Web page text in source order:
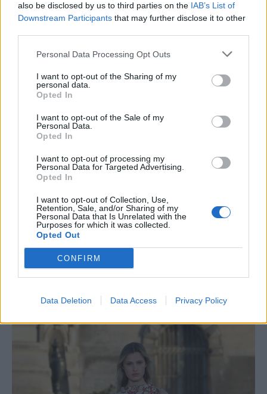
also be disclosed by us to third parties on the IAB’s List of
Downstream Participants that may further disclose it to other
Personal Data Processing Opt Outs
I want to opt-out of the Sharing of my
personal data.
Opted In
I want to opt-out of the Sale of my
Personal Data.
Opted In
I want to opt-out of processing my
Personal Data for Targeted Advertising.
Opted In
I want to opt-out of Collection, Use,
Retention, Sale, and/or Sharing of my
Personal Data that Is Unrelated with the
Purposes for which it was collected.
Opted Out
CONFIRM
Data Deletion Data Access Privacy Policy
Jil Sander
Florals
Φέτος τα λουλούδια δεν θα περιοριστούν
στην άνοιξη και στα γνωστά μας prints ή τα
κλασικά τους μοτίβα. Θα γίνουν κεντήματα,
τρισδιάστατα σχέδια και αξεσουάρ, που θα
συμπληρώσουν όλα μας τα looks
ανεξαρτήτως εποχής.